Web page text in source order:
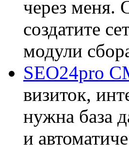
через меня.
создатите
модули
SEO24pro
визиток,
нужна база
и